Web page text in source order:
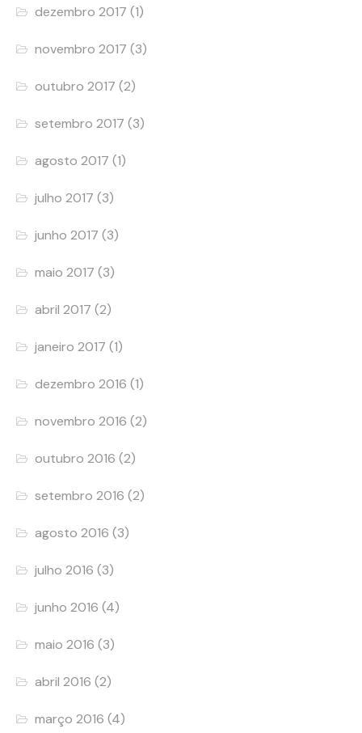
dezembro 2017 (1)
novembro 2017 (3)
outubro 2017 (2)
setembro 2017 (3)
agosto 2017 (1)
julho 2017 (3)
junho 2017 (3)
maio 2017 (3)
abril 2017 (2)
janeiro 2017 (1)
dezembro 2016 (1)
novembro 2016 (2)
outubro 2016 (2)
setembro 2016 (2)
agosto 2016 (3)
julho 2016 (3)
junho 2016 (4)
maio 2016 (3)
abril 2016 (2)
março 2016 (4)